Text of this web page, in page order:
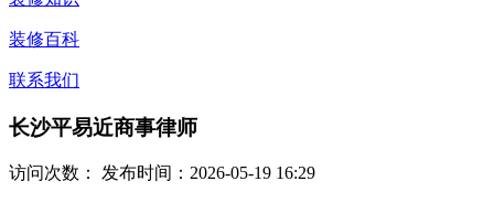
装修百科
联系我们
长沙平易近商事律师
访问次数： 发布时间：2026-05-19 16:29